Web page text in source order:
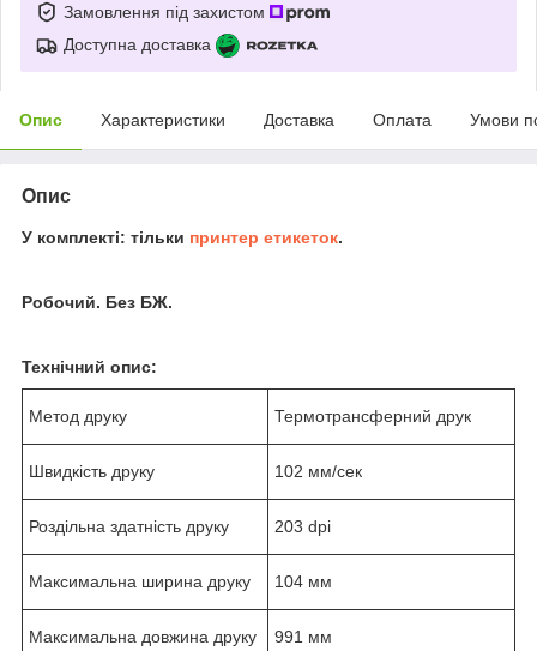
Замовлення під захистом
Доступна доставка
Опис Характеристики Доставка Оплата Умови
Опис
У комплекті: тільки принтер етикеток.
Робочий. Без БЖ.
Технічний опис:
Метод друку Термотрансферний друк
Швидкість друку 102 мм/сек
Роздільна здатність друку 203 dpi
Максимальна ширина друку 104 мм
Максимальна довжина друку 991 мм